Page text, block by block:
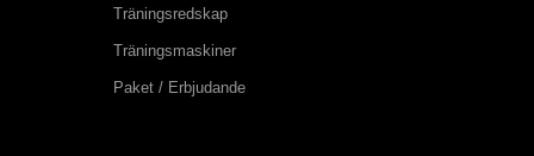
Träningsredskap
Träningsmaskiner
Paket / Erbjudande